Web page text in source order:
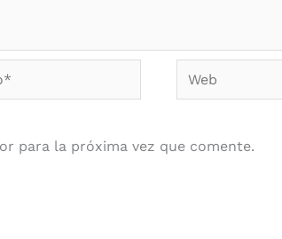
Web
para la próxima vez que comente.